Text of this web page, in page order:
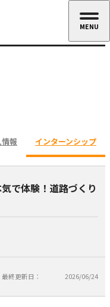
報 インターンシップ
で体験！道路づくり
最終更新日： 2026/06/24
MENU